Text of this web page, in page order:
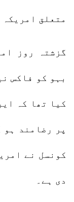
متعلق
گزشتہ روز
بہو کو فاکس
کیا تھا کہ
پر رضامند
کونسل نے
دی ہے۔